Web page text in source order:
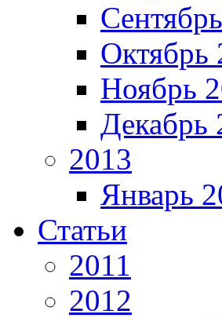
Октябрь
Ноябрь
Декабрь
2013
Январь
Статьи
2011
2012